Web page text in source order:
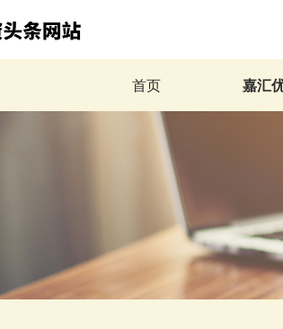
首页 嘉汇